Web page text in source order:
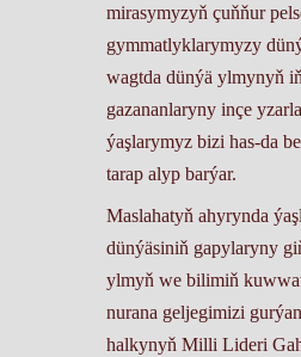
mirasymyzyň çuňňur
gymmatlyklarymyzy
wagtda dünýä ylmynyň
gazananlaryny inçe
ýaşlarymyz bizi has-da
tarap alyp barýar.
Maslahatyň ahyrynda
dünýäsiniň gapylaryny
ylmyň we bilimiň
nurana geljegimizi
halkynyň Milli Lideri